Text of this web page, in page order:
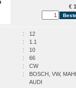
€
:
12
:
1.1
:
10
:
66
:
CW
:
BOSCH, VW,
AUDI